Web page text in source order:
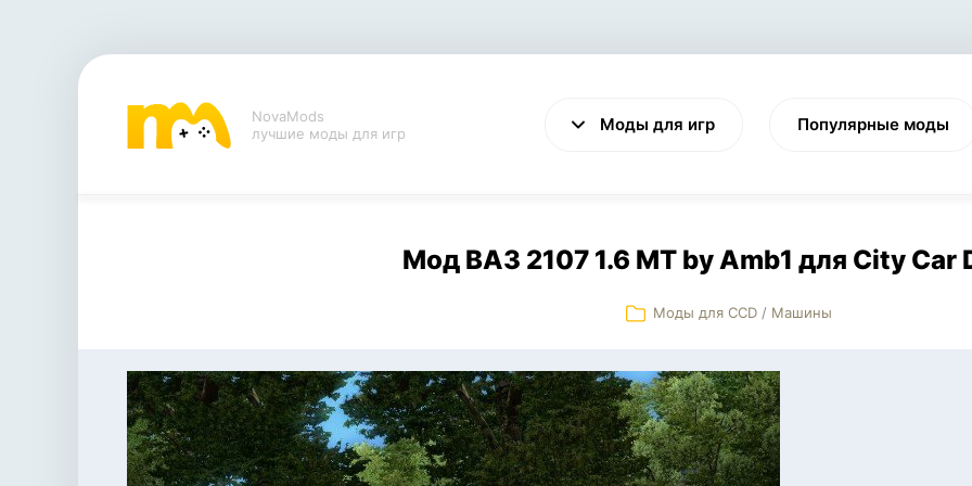
NovaMods
лучшие моды для игр
Моды для игр
VALHEIM CYBERPUNK 2077
Популярные моды
Мод ВАЗ 2107 1.6 MT by Amb1 для City Car
Моды для CCD / Машины